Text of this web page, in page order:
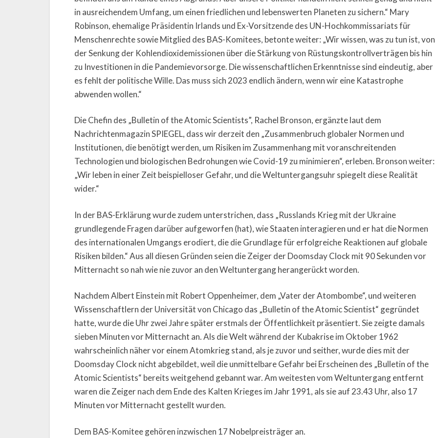
in ausreichendem Umfang, um einen friedlichen und lebenswerten Planeten zu sichern.“ Mary
Robinson, ehemalige Präsidentin Irlands und Ex-Vorsitzende des UN-Hochkommissariats für
Menschenrechte sowie Mitglied des BAS-Komitees, betonte weiter: „Wir wissen, was zu tun ist, von
der Senkung der Kohlendioxidemissionen über die Stärkung von Rüstungskontrollverträgen bis hin
zu Investitionen in die Pandemievorsorge. Die wissenschaftlichen Erkenntnisse sind eindeutig, aber
es fehlt der politische Wille. Das muss sich 2023 endlich ändern, wenn wir eine Katastrophe
abwenden wollen.“
Die Chefin des „Bulletin of the Atomic Scientists”, Rachel Bronson, ergänzte laut dem
Nachrichtenmagazin SPIEGEL, dass wir derzeit den „Zusammenbruch globaler Normen und
Institutionen, die benötigt werden, um Risiken im Zusammenhang mit voranschreitenden
Technologien und biologischen Bedrohungen wie Covid-19 zu minimieren“, erleben. Bronson weiter:
„Wir leben in einer Zeit beispielloser Gefahr, und die Weltuntergangsuhr spiegelt diese Realität
wider.“
In der BAS-Erklärung wurde zudem unterstrichen, dass „Russlands Krieg mit der Ukraine
grundlegende Fragen darüber aufgeworfen (hat), wie Staaten interagieren und er hat die Normen
des internationalen Umgangs erodiert, die die Grundlage für erfolgreiche Reaktionen auf globale
Risiken bilden.“ Aus all diesen Gründen seien die Zeiger der Doomsday Clock mit 90 Sekunden vor
Mitternacht so nah wie nie zuvor an den Weltuntergang herangerückt worden.
Nachdem Albert Einstein mit Robert Oppenheimer, dem „Vater der Atombombe“, und weiteren
Wissenschaftlern der Universität von Chicago das „Bulletin of the Atomic Scientist“ gegründet
hatte, wurde die Uhr zwei Jahre später erstmals der Öffentlichkeit präsentiert. Sie zeigte damals
sieben Minuten vor Mitternacht an. Als die Welt während der Kubakrise im Oktober 1962
wahrscheinlich näher vor einem Atomkrieg stand, als je zuvor und seither, wurde dies mit der
Doomsday Clock nicht abgebildet, weil die unmittelbare Gefahr bei Erscheinen des „Bulletin of the
Atomic Scientists“ bereits weitgehend gebannt war. Am weitesten vom Weltuntergang entfernt
waren die Zeiger nach dem Ende des Kalten Krieges im Jahr 1991, als sie auf 23.43 Uhr, also 17
Minuten vor Mitternacht gestellt wurden.
Dem BAS-Komitee gehören inzwischen 17 Nobelpreisträger an.